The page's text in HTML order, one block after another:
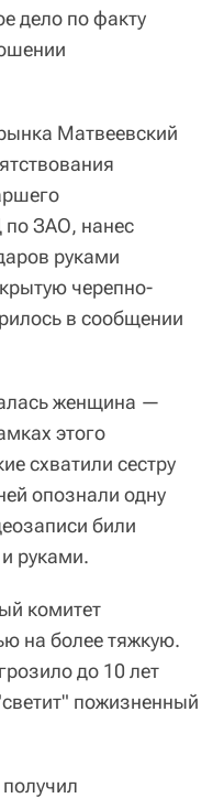
дело по факту
Матвеевский
по ЗАО, нанес
руками
черепно-
в сообщении
женщина —
этого
схватили сестру
опознали одну
били
руками.
комитет
на более тяжкую.
до 10 лет
пожизненный